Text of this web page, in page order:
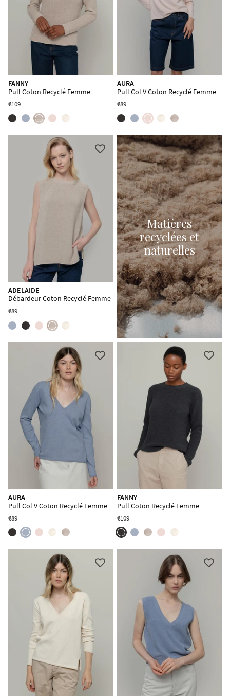
FANNY
Pull Coton Recyclé Femme
€109
AURA
Pull Col V Coton Recyclé Femme
€89
ADELAIDE
Débardeur Coton Recyclé Femme
€89
Matières
recyclées et
naturelles
AURA
Pull Col V Coton Recyclé Femme
€89
FANNY
Pull Coton Recyclé Femme
€109